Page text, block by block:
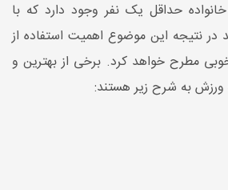
حداقل یک نفر وجود دارد که با
در نتیجه این موضوع اهمیت استفاده از
مطرح خواهد کرد. برخی از بهترین و
ورزش به شرح زیر هستند: